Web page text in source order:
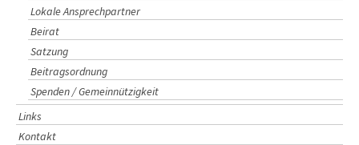
Lokale Ansprechpartner
Beirat
Satzung
Beitragsordnung
Spenden / Gemeinnützigkeit
Links
Kontakt